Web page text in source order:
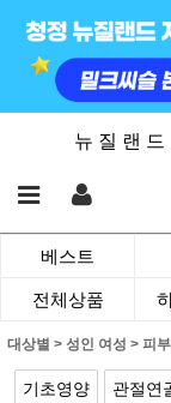
뉴 질 랜
베스트
전체상품
대상별 > 성인 여성 > 피부
기초영양 관절연